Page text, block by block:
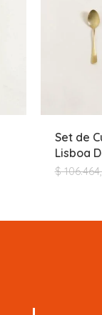
Set de
Lisboa
$